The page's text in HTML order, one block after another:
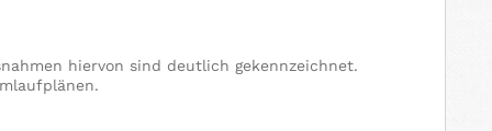
hiervon sind deutlich gekennzeichnet.